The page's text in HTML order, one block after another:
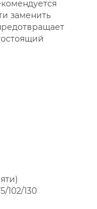
заменить
102/130